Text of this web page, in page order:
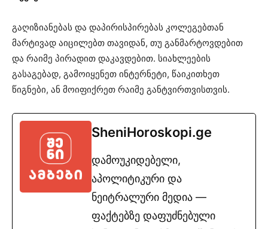
გაღიზიანებას და დაპირისპირებას კოლეგებთან
მარტივად აიცილებთ თავიდან, თუ განმარტოვდებით
და რაიმე პირადით დაკავდებით. სიახლეების
გასაგებად, გამოიყენეთ ინტერნეტი, წაიკითხეთ
წიგნები, ან მოიფიქრეთ რაიმე განტვირთვისთვის.
SheniHoroskopi.ge
დამოუკიდებელი,
აპოლიტიკური და
ნეიტრალური მედია —
ფაქტებზე დაფუძნებული